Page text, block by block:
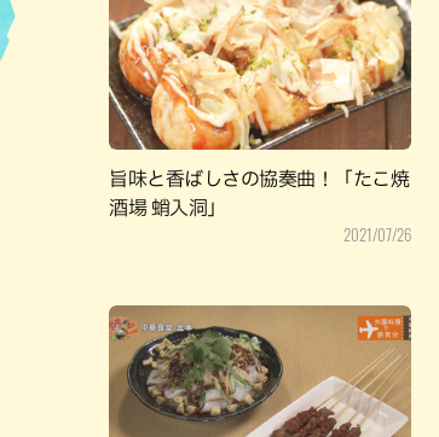
旨味と香ばしさの協奏曲！「たこ焼
酒場 蛸入洞」
2021/07/26